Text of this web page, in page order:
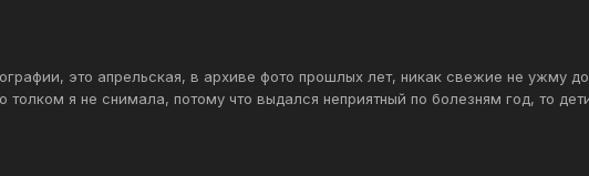
это апрельская, в архиве фото прошлых лет, никак свежие не ужму
я не снимала, потому что выдался неприятный по болезням год, то